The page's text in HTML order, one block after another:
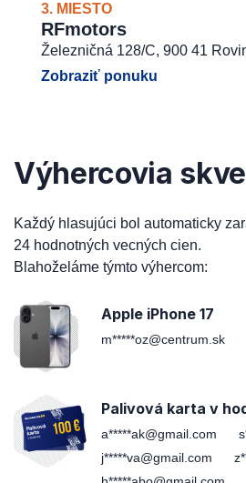
3. MIESTO
RFmotors
Železničná 128/C, 900 41
Zobraziť ponuku
Výhercovia
Každý hlasujúci bol automaticky
24 hodnotných vecných cien.
Blahoželáme týmto výhercom:
Apple iPhone 17
m*****oz@centrum.sk
Palivová karta v
a*****ak@gmail.com
j*****va@gmail.com